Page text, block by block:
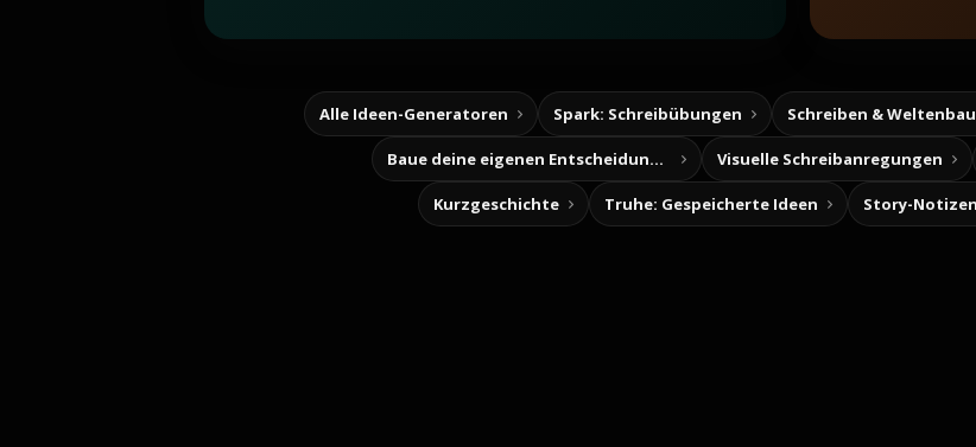
Alle Ideen-Generatoren Spark: Schreibübungen Schreiben & Weltenbau
Baue deine eigenen Entscheidungsabenteuer Visuelle Schreibanregungen
Kurzgeschichte Truhe: Gespeicherte Ideen